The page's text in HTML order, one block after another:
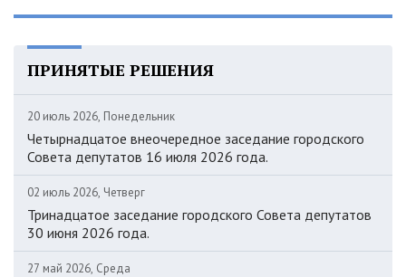
ПРИНЯТЫЕ РЕШЕНИЯ
20 июль 2026, Понедельник
Четырнадцатое внеочередное заседание городского
Совета депутатов 16 июля 2026 года.
02 июль 2026, Четверг
Тринадцатое заседание городского Совета депутатов
30 июня 2026 года.
27 май 2026, Среда